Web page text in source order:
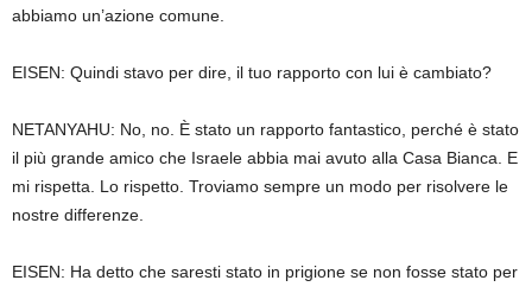
abbiamo un’azione comune.
EISEN: Quindi stavo per dire, il tuo rapporto con lui è cambiato?
NETANYAHU: No, no. È stato un rapporto fantastico, perché è stato
il più grande amico che Israele abbia mai avuto alla Casa Bianca. E
mi rispetta. Lo rispetto. Troviamo sempre un modo per risolvere le
nostre differenze.
EISEN: Ha detto che saresti stato in prigione se non fosse stato per